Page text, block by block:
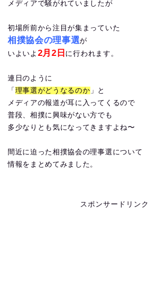
メディアで騒がれていましたが
初場所前から注目が集まっていた
相撲協会の理事選が
いよいよ 2月2日 に行われます。
連日のように
「 理事選がどうなるのか 」と
メディアの報道が耳に入ってくるので
普段、相撲に興味がない方でも
多少なりとも気になってきますよね〜
間近に迫った相撲協会の理事選について
情報をまとめてみました。
スポンサードリンク